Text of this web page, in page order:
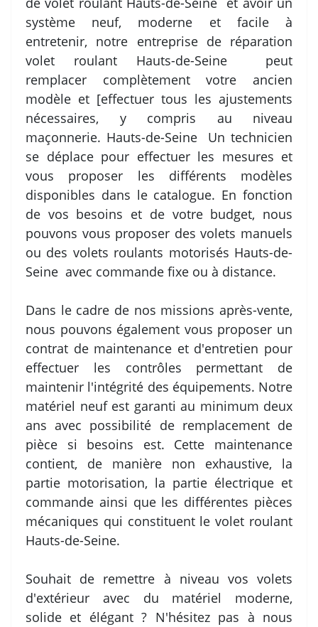
système neuf, moderne et facile à
entretenir, notre entreprise de réparation
volet roulant Hauts-de-Seine peut
remplacer complètement votre ancien
modèle et [effectuer tous les ajustements
nécessaires, y compris au niveau
maçonnerie. Hauts-de-Seine Un technicien
se déplace pour effectuer les mesures et
vous proposer les différents modèles
disponibles dans le catalogue. En fonction
de vos besoins et de votre budget, nous
pouvons vous proposer des volets manuels
ou des volets roulants motorisés Hauts-de-
Seine avec commande fixe ou à distance.
Dans le cadre de nos missions après-vente,
nous pouvons également vous proposer un
contrat de maintenance et d'entretien pour
effectuer les contrôles permettant de
maintenir l'intégrité des équipements. Notre
matériel neuf est garanti au minimum deux
ans avec possibilité de remplacement de
pièce si besoins est. Cette maintenance
contient, de manière non exhaustive, la
partie motorisation, la partie électrique et
commande ainsi que les différentes pièces
mécaniques qui constituent le volet roulant
Hauts-de-Seine.
Souhait de remettre à niveau vos volets
d'extérieur avec du matériel moderne,
solide et élégant ? N'hésitez pas à nous